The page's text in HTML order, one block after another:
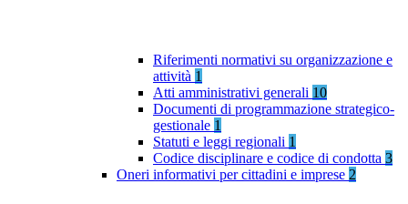
Riferimenti normativi su organizzazione e
attività 1
Atti amministrativi generali 10
Documenti di programmazione strategico-
gestionale 1
Statuti e leggi regionali 1
Codice disciplinare e codice di condotta 3
Oneri informativi per cittadini e imprese 2